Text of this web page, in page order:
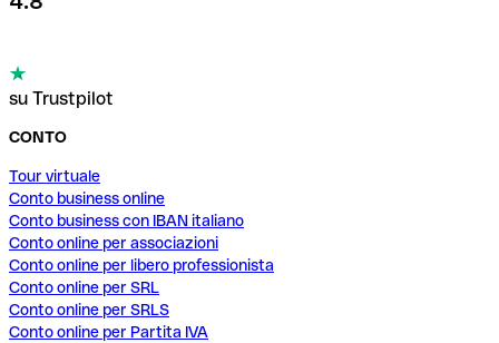
su Trustpilot
CONTO
Tour virtuale
Conto business online
Conto business con IBAN italiano
Conto online per associazioni
Conto online per libero professionista
Conto online per SRL
Conto online per SRLS
Conto online per Partita IVA